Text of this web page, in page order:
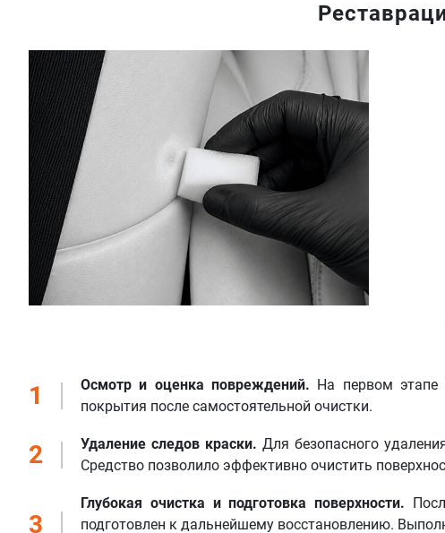
1 Осмотр и оценка повреждений. На первом этапе
покрытия после самостоятельной очистки.
2 Удаление следов краски. Для безопасного
Средство позволило эффективно очистить
3
Глубокая очистка и подготовка поверхности.
подготовлен к дальнейшему восстановлению.